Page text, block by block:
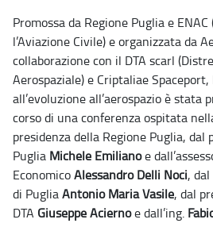
Promossa da Regione Puglia e
l’Aviazione Civile) e organizzata da
collaborazione con il DTA scarl
Aerospaziale) e Criptaliae
all’evoluzione all’aerospazio è stata
corso di una conferenza ospitata
presidenza della Regione Puglia, dal
Puglia Michele Emilianoe
EconomicoAlessandro Delli Noci,
di PugliaAntonio Maria Vasile, dal
DTA Giuseppe Aciernoe dall’ing.